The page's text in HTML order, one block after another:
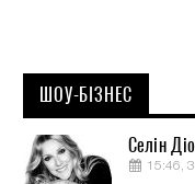
ШОУ-БІЗНЕС
Селін
15:46,